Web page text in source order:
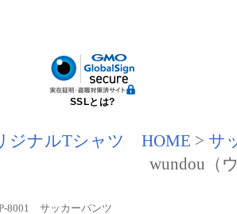
SSLとは?
ジナルTシャツ HOME > サ
wundou（